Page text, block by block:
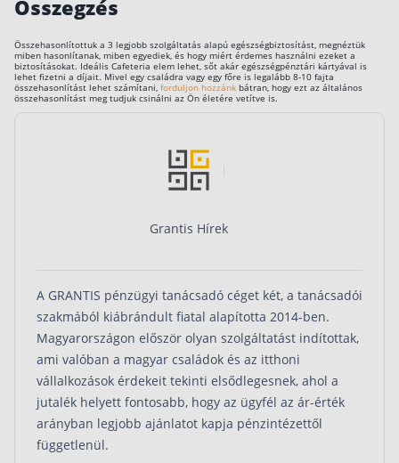
Összegzés
Összehasonlítottuk a 3 legjobb szolgáltatás alapú egészségbiztosítást, megnéztük
miben hasonlítanak, miben egyediek, és hogy miért érdemes használni ezeket a
biztosításokat. Ideális Cafeteria elem lehet, sőt akár egészségpénztári kártyával is
lehet fizetni a díjait. Mivel egy családra vagy egy főre is legalább 8-10 fajta
összehasonlítást lehet számítani, forduljon hozzánk bátran, hogy ezt az általános
összehasonlítást meg tudjuk csinálni az Ön életére vetítve is.
Grantis Hírek
A GRANTIS pénzügyi tanácsadó céget két, a tanácsadói
szakmából kiábrándult fiatal alapította 2014-ben.
Magyarországon először olyan szolgáltatást indítottak,
ami valóban a magyar családok és az itthoni
vállalkozások érdekeit tekinti elsődlegesnek, ahol a
jutalék helyett fontosabb, hogy az ügyfél az ár-érték
arányban legjobb ajánlatot kapja pénzintézettől
függetlenül.